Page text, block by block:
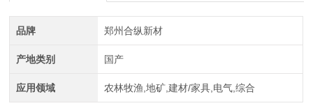
品牌 郑州合纵新材
产地类别 国产
应用领域 农林牧渔,地矿,建材/家具,电气,综合